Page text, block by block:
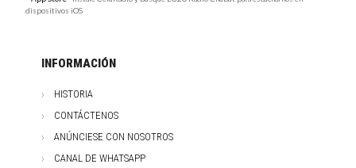
dispositivos iOS
INFORMACIÓN
HISTORIA
CONTÁCTENOS
ANÚNCIESE CON NOSOTROS
CANAL DE WHATSAPP